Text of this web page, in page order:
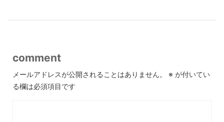
comment
メールアドレスが公開されることはありません。 ※ が付いてい
る欄は必須項目です